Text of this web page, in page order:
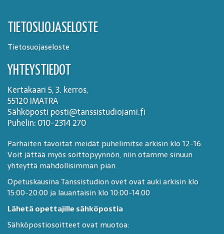
TIETOSUOJASELOSTE
Tietosuojaseloste
YHTEYSTIEDOT
Kertakaari 5, 3. kerros,
55120 IMATRA
Sähköposti posti@tanssistudiojami.fi
Puhelin: 010-2314 270
Parhaiten tavoitat meidät puhelimitse arkisin klo 12-16.
Voit jättää myös soittopyynnön, niin otamme sinuun
yhteyttä mahdollisimman pian.
Opetuskausina Tanssistudion ovet ovat auki arkisin klo
15:00-20:00 ja lauantaisin klo 10:00-14.00
Lähetä opettajille sähköpostia
Sähköpostiosoitteet ovat muotoa: